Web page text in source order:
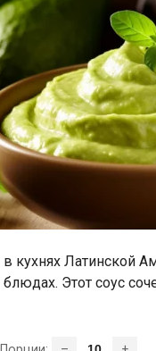
кухнях Латинской
блюдах. Этот соус